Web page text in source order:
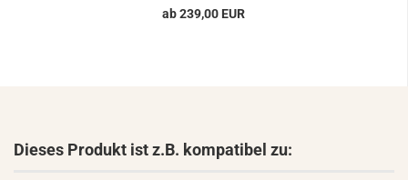
ab 239,00 EUR
Dieses Produkt ist z.B. kompatibel zu: